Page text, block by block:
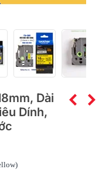
Dài
Dính,